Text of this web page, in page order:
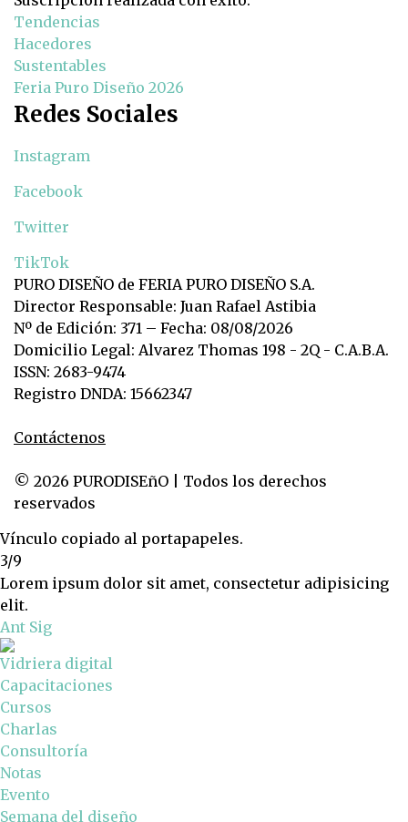
Tendencias
Hacedores
Sustentables
Feria Puro Diseño 2026
Redes Sociales
Instagram
Facebook
Twitter
TikTok
PURO DISEÑO de FERIA PURO DISEÑO S.A.
Director Responsable: Juan Rafael Astibia
Nº de Edición: 371 – Fecha: 08/08/2026
Domicilio Legal: Alvarez Thomas 198 - 2Q - C.A.B.A.
ISSN: 2683-9474
Registro DNDA: 15662347
Contáctenos
© 2026 PURODISEñO | Todos los derechos
reservados
Vínculo copiado al portapapeles.
3/9
Lorem ipsum dolor sit amet, consectetur adipisicing
elit.
Ant Sig
Vidriera digital
Capacitaciones
Cursos
Charlas
Consultoría
Notas
Evento
Semana del diseño